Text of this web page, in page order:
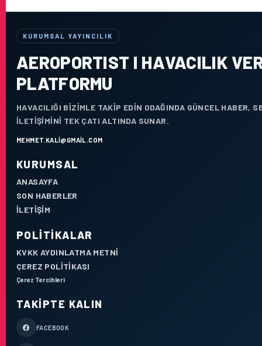
KURUMSAL YAYINCILIK
AEROPORTIST I HAVACILIK
PLATFORMU
HAVACILIĞI BIZIMLE TAKIP EDIN ODAĞINDA GÜNCEL HABER,
ILETIŞIMINI TEK ÇATI ALTINDA SUNAR.
MEHMET.KALI@GMAIL.COM
KURUMSAL
ANASAYFA
SON HABERLER
İLETIŞIM
POLITIKALAR
KVKK AYDINLATMA METNI
ÇEREZ POLITIKASI
Çerez Tercihleri
TAKIPTE KALIN
FACEBOOK